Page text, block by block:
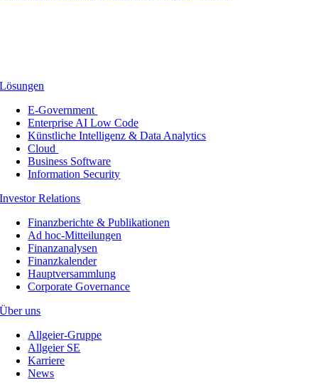
Lösungen
E-Government
Enterprise AI Low Code
Künstliche Intelligenz & Data Analytics
Cloud
Business Software
Information Security
Investor Relations
Finanzberichte & Publikationen
Ad hoc-Mitteilungen
Finanzanalysen
Finanzkalender
Hauptversammlung
Corporate Governance
Über uns
Allgeier-Gruppe
Allgeier SE
Karriere
News